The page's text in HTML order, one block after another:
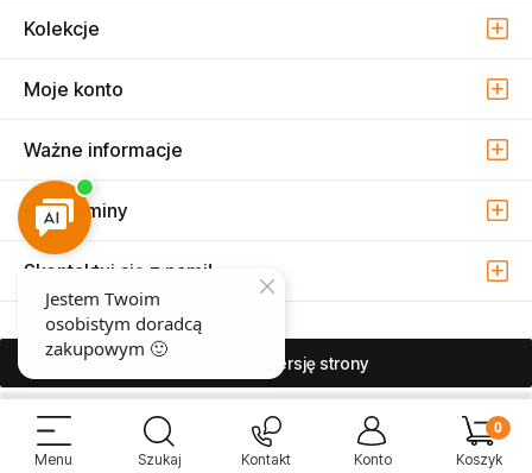
Kolekcje
Moje konto
Ważne informacje
Regulaminy
Skontaktuj się z nami!
pokaż pełną wersję strony
Sprzedaż i serwis narzędzi pneumatycznych w Warszawie ul. Związkowa
15, 04-522 Warszawa ( Marysin Wawerski )